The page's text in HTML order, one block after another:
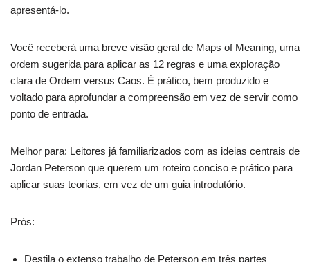
apresentá-lo.
Você receberá uma breve visão geral de Maps of Meaning, uma
ordem sugerida para aplicar as 12 regras e uma exploração
clara de Ordem versus Caos. É prático, bem produzido e
voltado para aprofundar a compreensão em vez de servir como
ponto de entrada.
Melhor para: Leitores já familiarizados com as ideias centrais de
Jordan Peterson que querem um roteiro conciso e prático para
aplicar suas teorias, em vez de um guia introdutório.
Prós:
Destila o extenso trabalho de Peterson em três partes